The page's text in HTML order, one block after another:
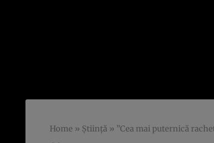
Home » Știință » ”Cea mai puternică